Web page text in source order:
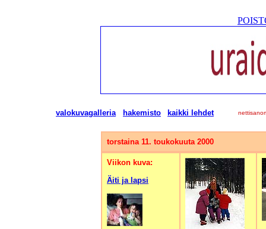
valokuvagalleria hakemisto kaikki lehdet
torstaina 11. toukokuuta 2000
Viikon kuva:
Äiti ja lapsi